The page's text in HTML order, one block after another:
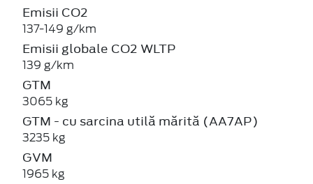
Emisii CO2
137-149 g/km
Emisii globale CO2 WLTP
139 g/km
GTM
3065 kg
GTM - cu sarcina utilă mărită (AA7AP)
3235 kg
GVM
1965 kg